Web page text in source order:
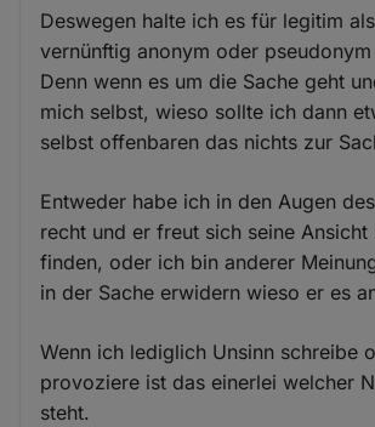
Deswegen halte ich es für legitim
vernünftig anonym oder
Denn wenn es um die Sache geht
mich selbst, wieso sollte ich dann
selbst offenbaren das nichts zur
Entweder habe ich in den Augen
recht und er freut sich seine
finden, oder ich bin anderer
in der Sache erwidern wieso er es
Wenn ich lediglich Unsinn schreibe
provoziere ist das einerlei welcher
steht.